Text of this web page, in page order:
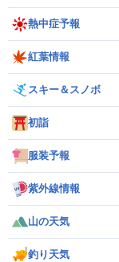
熱中症予報
紅葉情報
スキー＆スノボ
初詣
服装予報
紫外線情報
山の天気
釣り天気